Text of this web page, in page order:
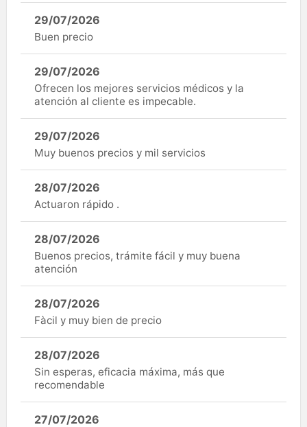
29/07/2026
Buen precio
29/07/2026
Ofrecen los mejores servicios médicos y la
atención al cliente es impecable.
29/07/2026
Muy buenos precios y mil servicios
28/07/2026
Actuaron rápido .
28/07/2026
Buenos precios, trámite fácil y muy buena
atención
28/07/2026
Fàcil y muy bien de precio
28/07/2026
Sin esperas, eficacia máxima, más que
recomendable
27/07/2026